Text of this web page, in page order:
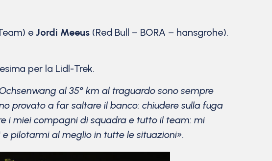
e Jordi Meeus (Red Bull – BORA – hansgrohe).
per la Lidl-Trek.
al 35° km al traguardo sono sempre
provato a far saltare il banco: chiudere sulla fuga
i miei compagni di squadra e tutto il team: mi
pilotarmi al meglio in tutte le situazioni».